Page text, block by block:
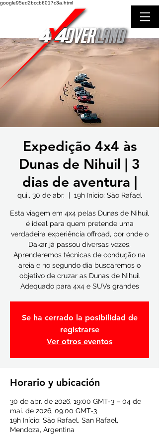
google95ed2bccb6017c3a.html
Expedição 4x4 às
Dunas de Nihuil | 3
dias de aventura |
qui., 30 de abr.
  |
19h Início: São Rafael
Esta viagem em 4x4 pelas Dunas de Nihuil
é ideal para quem pretende uma
verdadeira experiência offroad, por onde o
Dakar já passou diversas vezes.
Aprenderemos técnicas de condução na
areia e no segundo dia buscaremos o
objetivo de cruzar as Dunas de Nihuil
Adequado para 4x4 e SUVs grandes
Se ha cerrado la posibilidad de
registrarse
Ver otros eventos
Horario y ubicación
30 de abr. de 2026, 19:00 GMT-3 – 04 de
mai. de 2026, 09:00 GMT-3
19h Início: São Rafael, San Rafael,
Mendoza, Argentina